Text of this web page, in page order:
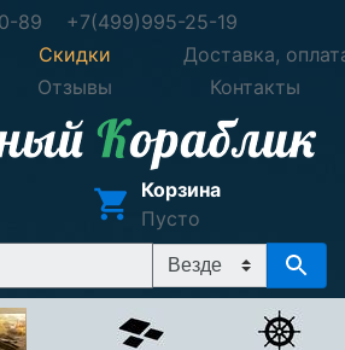
89
+7(499)995-25-19
Скидки
Доставка,
Отзывы Контакты
Корзина
Пусто